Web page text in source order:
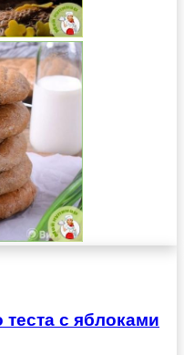
теста с яблоками